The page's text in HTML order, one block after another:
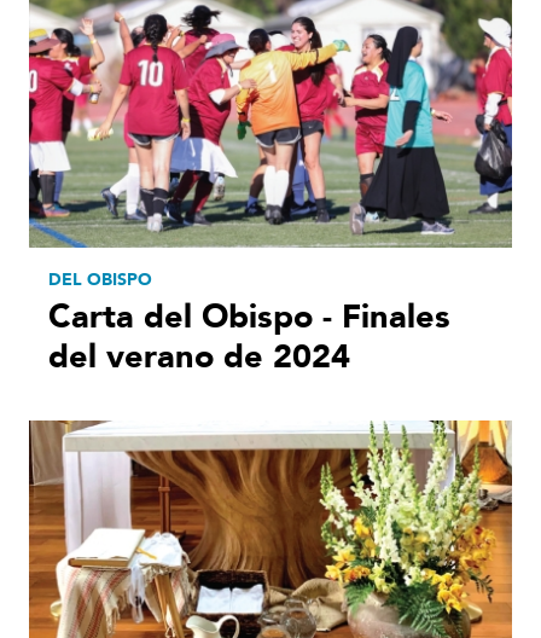
DEL OBISPO
Carta del Obispo - Finales
del verano de 2024